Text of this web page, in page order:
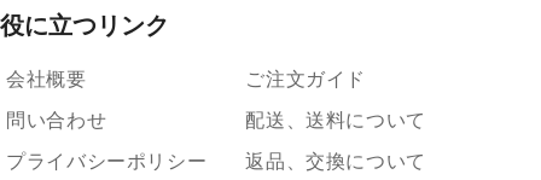
役に立つリンク
会社概要
問い合わせ
プライバシーポリシー
ご注文ガイド
配送、送料について
返品、交換について